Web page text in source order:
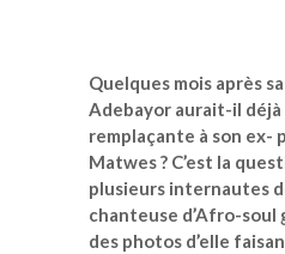
Quelques mois après
Adebayor aurait-il
remplaçante à son ex-
Matwes ? C’est la
plusieurs internautes
chanteuse d’Afro-soul
des photos d’elle